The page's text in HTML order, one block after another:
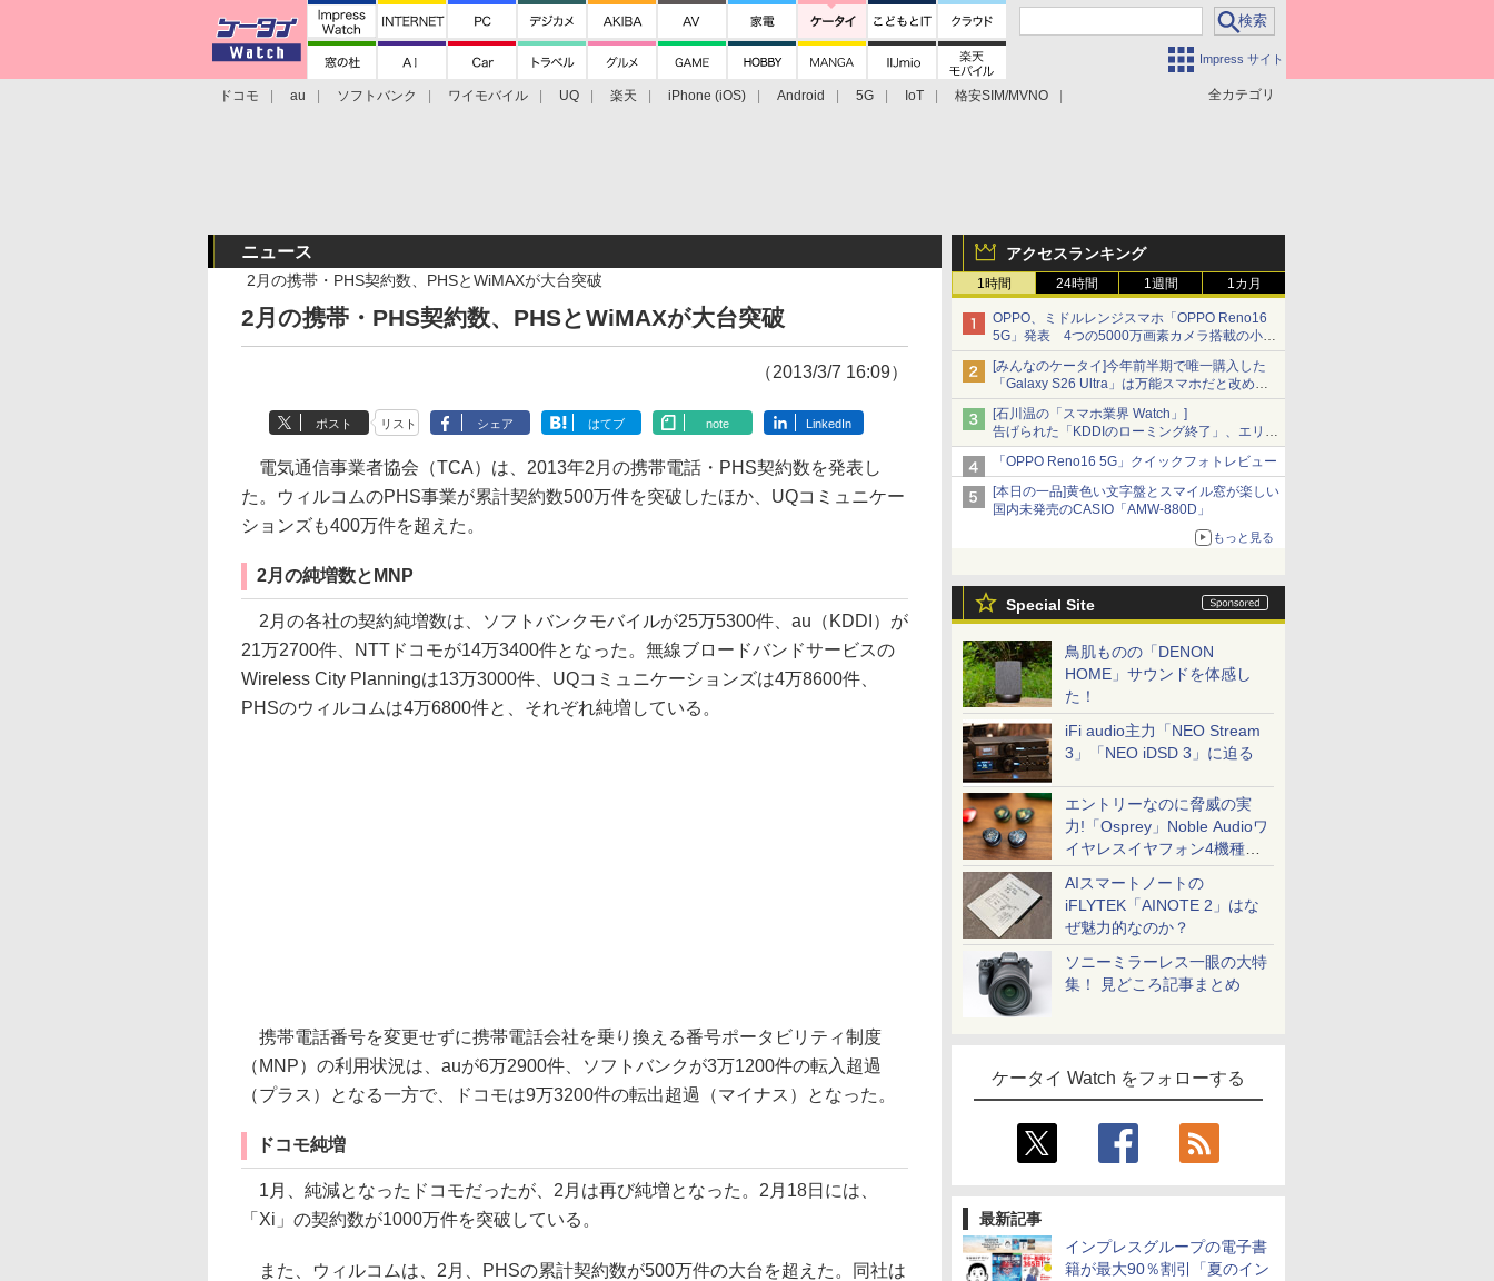
Impress サイト
全カテゴリ
ドコモ au ソフトバンク ワイモバイル UQ 楽天 iPhone (iOS) Android 5G IoT
格安SIM/MVNO
アクセスランキング
1時間 24時間 1週間 1カ月
OPPO、ミドルレンジスマホ「OPPO Reno16
5G」発表 4つの5000万画素カメラ搭載の小型
モデル
[みんなのケータイ]今年前半期で唯一購入した
「Galaxy S26 Ultra」は万能スマホだと改めて
思う
[石川温の「スマホ業界 Watch」]
告げられた「KDDIのローミング終了」、エリア
マップの落とし穴と楽天モバイルの課題
「OPPO Reno16 5G」クイックフォトレビュー
[本日の一品]黄色い文字盤とスマイル窓が楽しい
国内未発売のCASIO「AMW-880D」
もっと見る
Special Site
鳥肌ものの「DENON
HOME」サウンドを体感し
た！
iFi audio主力「NEO Stream
3」「NEO iDSD 3」に迫る
エントリーなのに脅威の実
力!「Osprey」Noble Audioワ
イヤレスイヤフォン4機種を
一気に聴く
AIスマートノートの
iFLYTEK「AINOTE 2」はな
ぜ魅力的なのか？
ソニーミラーレス一眼の大特
集！ 見どころ記事まとめ
ケータイ Watch をフォローする
最新記事
インプレスグループの電子書
籍が最大90％割引「夏のイン
ニュース
2月の携帯・PHS契約数、PHSとWiMAXが大台突破
2月の携帯・PHS契約数、PHSとWiMAXが大台突破
（2013/3/7 16:09）
ポスト リスト シェア はてブ note LinkedIn
電気通信事業者協会（TCA）は、2013年2月の携帯電話・PHS契約数を発表し
た。ウィルコムのPHS事業が累計契約数500万件を突破したほか、UQコミュニケー
ションズも400万件を超えた。
2月の純増数とMNP
2月の各社の契約純増数は、ソフトバンクモバイルが25万5300件、au（KDDI）が
21万2700件、NTTドコモが14万3400件となった。無線ブロードバンドサービスの
Wireless City Planningは13万3000件、UQコミュニケーションズは4万8600件、
PHSのウィルコムは4万6800件と、それぞれ純増している。
携帯電話番号を変更せずに携帯電話会社を乗り換える番号ポータビリティ制度
（MNP）の利用状況は、auが6万2900件、ソフトバンクが3万1200件の転入超過
（プラス）となる一方で、ドコモは9万3200件の転出超過（マイナス）となった。
ドコモ純増
1月、純減となったドコモだったが、2月は再び純増となった。2月18日には、
「Xi」の契約数が1000万件を突破している。
また、ウィルコムは、2月、PHSの累計契約数が500万件の大台を超えた。同社は